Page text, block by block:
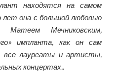
находятся на самом
лет она с большой любовью
Мечниковским,
импланта, как он сам
все лауреаты и артисты,
концертах..